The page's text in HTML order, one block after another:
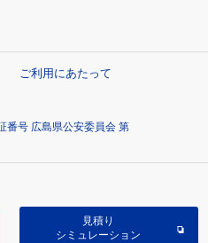
ご利用にあたって
番号 広島県公安委員会 第
見積り
シミュレーション